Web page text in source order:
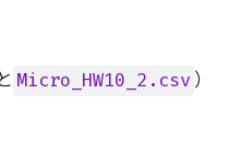
Micro_HW10_2.csv ）